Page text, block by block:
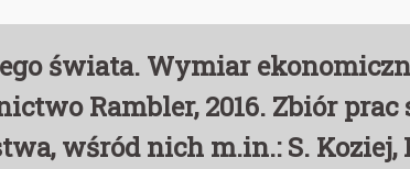
świata. Wymiar
Rambler, 2016. Zbiór prac
wśród nich m.in.: S. Koziej,